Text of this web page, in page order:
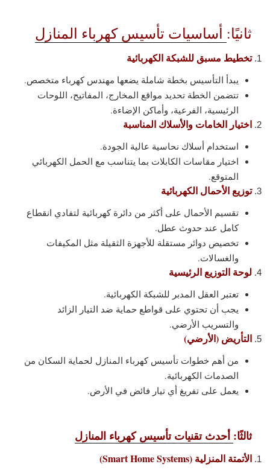
ثانيًا: أساسيات تأسيس كهرباء المنازل
تخطيط مسبق للشبكة الكهربائية
يبدأ التأسيس بخطة شاملة يضعها مهندس كهرباء متخصص.
تتضمن الخطة تحديد مواقع المخارج، المفاتيح، اللوحات
الرئيسية، الفرعية، وأماكن الإضاءة.
اختيار الخامات والأسلاك المناسبة
استخدام أسلاك نحاسية عالية الجودة.
اختيار مقاسات الكابلات بما يتناسب مع الحمل الكهربائي
المتوقع.
توزيع الأحمال الكهربائية
تقسيم الأحمال على أكثر من دائرة كهربائية لتفادي انقطاع
كامل عند حدوث عطل.
تخصيص دوائر مستقلة للأجهزة الثقيلة مثل المكيفات
والغسالات.
لوحة التوزيع الرئيسية
تعتبر العقل المدبر للشبكة الكهربائية.
يجب أن تحتوي على قواطع حماية ضد التيار الزائد
والتسريب الأرضي.
التأريض (الأرضي)
من أهم خطوات تأسيس كهرباء المنازل لحماية السكان من
الصدمات الكهربائية.
يعمل على تفريغ أي تيار فائض في الأرض.
ثالثًا: أحدث تقنيات تأسيس كهرباء المنازل
الأتمتة المنزلية (Smart Home Systems)